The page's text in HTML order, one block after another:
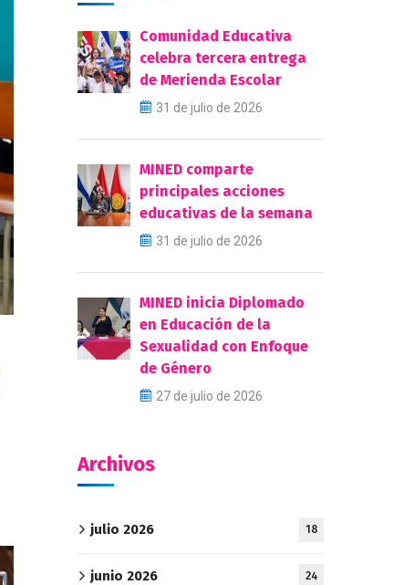
Comunidad Educativa
celebra tercera entrega
de Merienda Escolar
31 de julio de 2026
MINED comparte
principales acciones
educativas de la semana
31 de julio de 2026
MINED inicia Diplomado
en Educación de la
Sexualidad con Enfoque
de Género
27 de julio de 2026
Archivos
julio 2026 18
junio 2026 24